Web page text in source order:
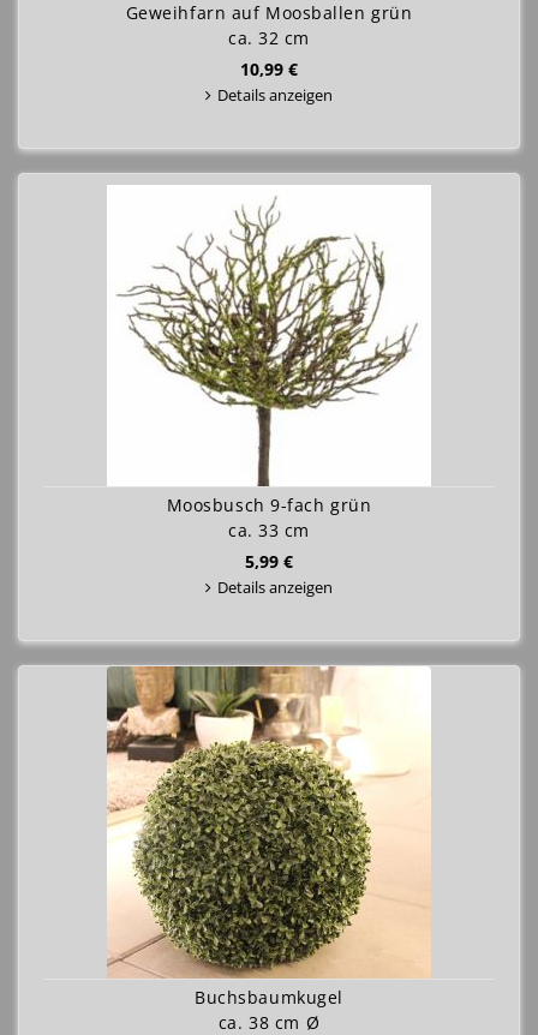
Geweihfarn auf Moosballen grün
ca. 32 cm
10,99 €
Details anzeigen
Moosbusch 9-fach grün
ca. 33 cm
5,99 €
Details anzeigen
Buchsbaumkugel
ca. 38 cm Ø